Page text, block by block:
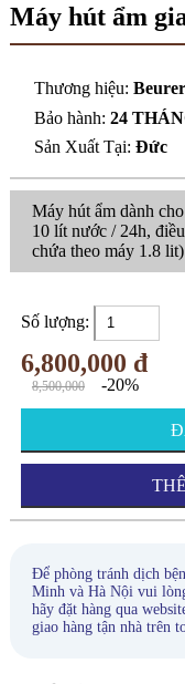
Máy hút ẩm
Thương hiệu:Beurer
Bảo hành:24
Sản Xuất Tại:Đức
Máy hút ẩm dành
10 lít nước / 24h,
chứa theo máy 1.8 lit)
Số lượng:
6,800,000 đ
8,500,000 -20%
Để phòng tránh dịch
Minh và Hà Nội vui
hãy đặt hàng qua
giao hàng tận nhà trên